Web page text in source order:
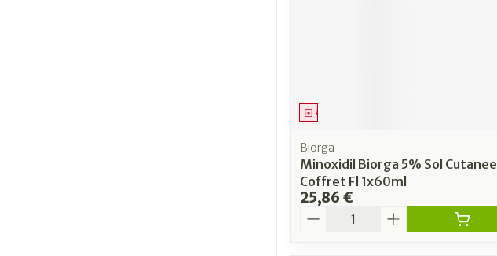
Médicament
Biorga
Minoxidil Biorga 5% Sol Cutanee
Coffret Fl 1x60ml
25,86 €
Quantité